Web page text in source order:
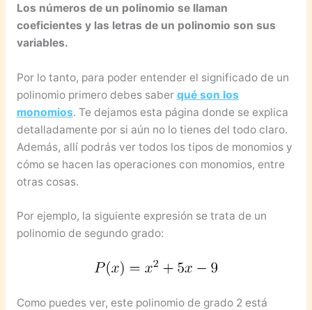
Los números de un polinomio se llaman
coeficientes y las letras de un polinomio son sus
variables.
Por lo tanto, para poder entender el significado de un
polinomio primero debes saber qué son los
monomios. Te dejamos esta página donde se explica
detalladamente por si aún no lo tienes del todo claro.
Además, allí podrás ver todos los tipos de monomios y
cómo se hacen las operaciones con monomios, entre
otras cosas.
Por ejemplo, la siguiente expresión se trata de un
polinomio de segundo grado:
Como puedes ver, este polinomio de grado 2 está